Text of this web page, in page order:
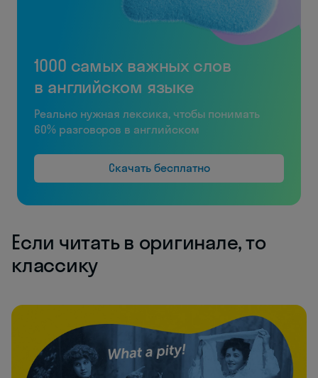
1000 самых важных слов
в английском языке
Реально нужная лексика, чтобы понимать
60% разговоров в английском
Скачать бесплатно
Если читать в оригинале, то
классику